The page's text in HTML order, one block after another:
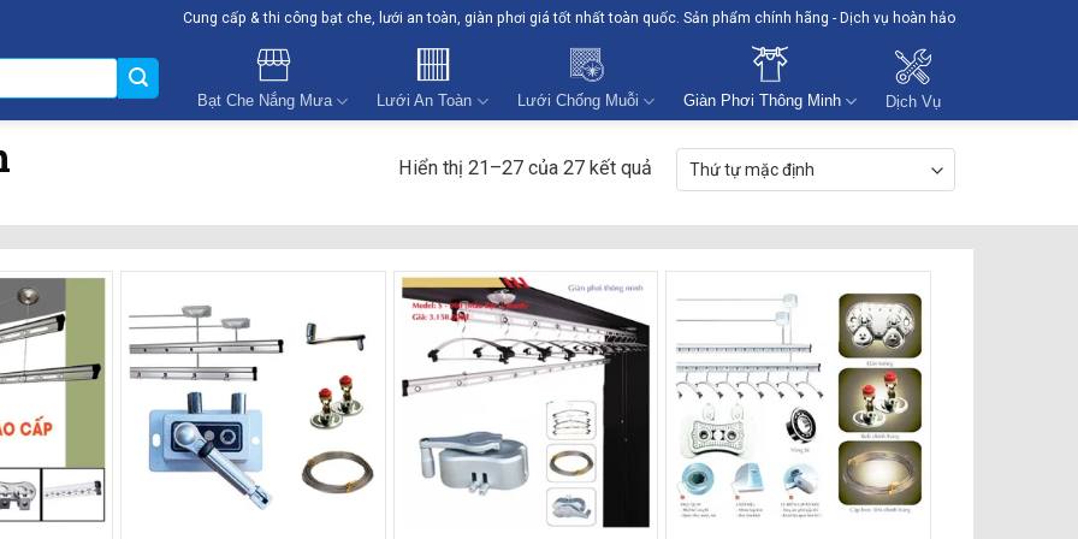
Cung cấp & thi công bạt che, lưới an toàn, giàn phơi giá tốt nhất toàn quốc. Sản phẩm chính hãng - Dịch vụ hoàn hảo
Bạt Che Nắng Mưa Lưới An Toàn Lưới Chống Muỗi Giàn Phơi Thông Minh Dịch Vụ
Hiển thị 21–27 của 27 kết quả